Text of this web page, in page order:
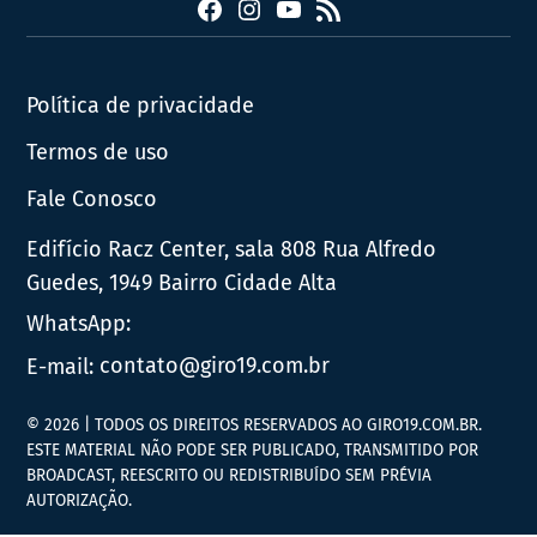
FacebookInstagram
YouTube
RSS
Política de privacidade
Termos de uso
Fale Conosco
Edifício Racz Center, sala 808 Rua Alfredo
Guedes, 1949 Bairro Cidade Alta
WhatsApp:
E-mail: contato@giro19.com.br
© 2026 | TODOS OS DIREITOS RESERVADOS AO GIRO19.COM.BR.
ESTE MATERIAL NÃO PODE SER PUBLICADO, TRANSMITIDO POR
BROADCAST, REESCRITO OU REDISTRIBUÍDO SEM PRÉVIA
AUTORIZAÇÃO.